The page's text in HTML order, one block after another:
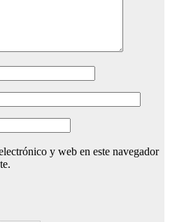
y web en este navegador